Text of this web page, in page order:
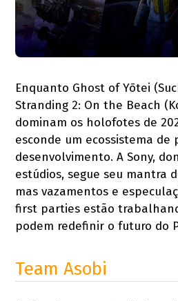
Enquanto Ghost of Yōtei
Stranding 2: On the Beach
dominam os holofotes de
esconde um ecossistema de
desenvolvimento. A Sony,
estúdios, segue seu mantra
mas vazamentos e
first parties estão
podem redefinir o futuro do
Team Asobi